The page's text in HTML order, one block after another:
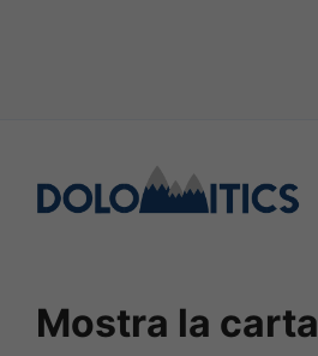
contenuto
Mostra la carta